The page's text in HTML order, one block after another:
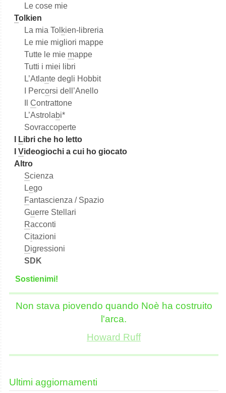
Le cose mie
Tolkien
La mia Tol kien-libreria
Le mie migliori mappe
Tutte le mie mappe
Tutti i miei libri
L’Atlante degli Hobbit
I Percorsi dell’Anello
Contrattone
L’Astrolabi*
Sovraccoperte
Libri che ho letto
Videogiochi a cui ho giocato
Altro
Scienza
Lego
Fantascienza / Spazio
Guerre Stellari
Racconti
Citazioni
Digressioni
SDK
Sostienimi!
Non stava piovendo quando Noè ha costruito
l'arca.
Howard Ruff
Ultimi aggiornamenti